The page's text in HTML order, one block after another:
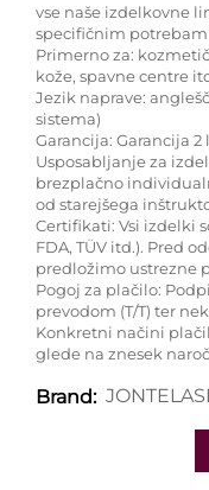
vse naše izdelkovne
specifičnim
Primerno za:
kože, spavne centre
Jezik naprave:
sistema)
Garancija: Garancija 2
Usposabljanje za
brezplačno
od starejšega
Certifikati: Vsi izdelki
FDA, TÜV itd.). Pred
predložimo ustrezne
Pogoj za plačilo:
prevodom (T/T) ter
Konkretni načini
glede na znesek
Brand: